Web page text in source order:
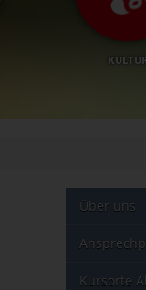
KULTUR
Über uns
Kursorte